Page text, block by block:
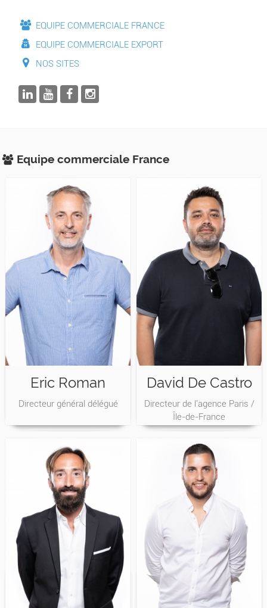
EQUIPE COMMERCIALE FRANCE
EQUIPE COMMERCIALE EXPORT
NOS SITES
Equipe commerciale France
Eric Roman
Directeur général délégué
David De Castro
Directeur de l'agence Paris /
Île-de-France